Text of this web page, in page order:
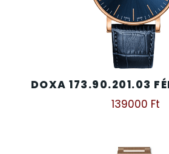
DOXA 173.90.201.03
139000 Ft